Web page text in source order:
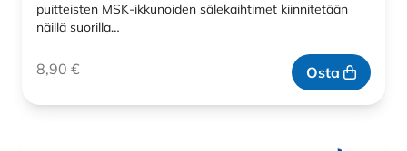
puitteisten MSK-ikkunoiden sälekaihtimet kiinnitetään
näillä suorilla…
8,90 € Osta